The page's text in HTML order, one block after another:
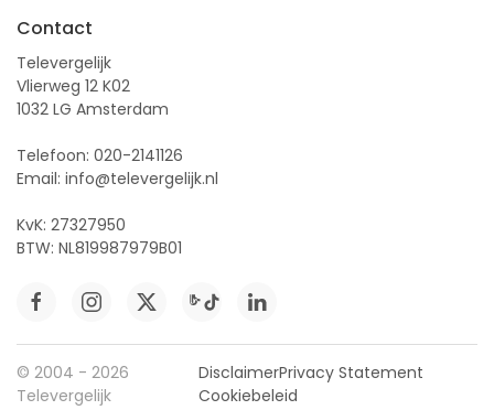
Contact
Televergelijk
Vlierweg 12 K02
1032 LG Amsterdam
Telefoon: 020-2141126
Email: info@televergelijk.nl
KvK: 27327950
BTW: NL819987979B01
© 2004 - 2026
Televergelijk
DisclaimerPrivacy Statement
Cookiebeleid